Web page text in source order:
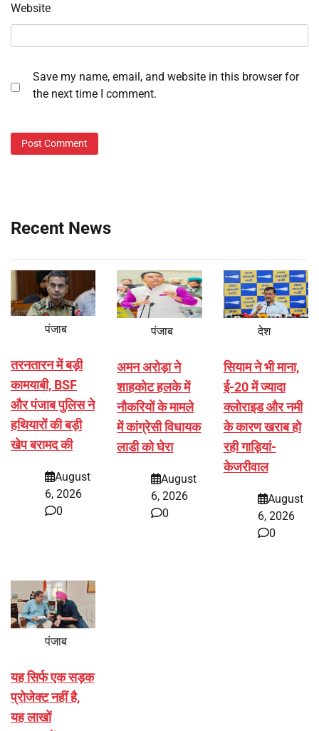
Website
Save my name, email, and website in this browser for
the next time I comment.
Recent News
पंजाब
तरनतारन में बड़ी
कामयाबी, BSF
और पंजाब पुलिस ने
हथियारों की बड़ी
खेप बरामद की
August
6, 2026
0
पंजाब
अमन अरोड़ा ने
शाहकोट हलके में
नौकरियों के मामले
में कांग्रेसी विधायक
लाडी को घेरा
August
6, 2026
0
देश
सियाम ने भी माना,
ई-20 में ज्यादा
क्लोराइड और नमी
के कारण खराब हो
रही गाड़ियां-
केजरीवाल
August
6, 2026
0
पंजाब
यह सिर्फ एक सड़क
प्रोजेक्ट नहीं है,
यह लाखों